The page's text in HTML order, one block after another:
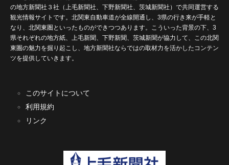
の地方新聞社３社（上毛新聞社、下野新聞社、茨城新聞社）で共同運営する
観光情報サイトです。北関東自動車道が全線開通し、3県の行き来が手軽と
なり、北関東圏といったものができつつあります。こういった背景の下、3
県それぞれの地方紙、上毛新聞、下野新聞、茨城新聞が協力して、この北関
東圏の魅力を掘り起こし、地方新聞社ならではの取材力を活かしたコンテン
ツを提供していきます。
このサイトについて
利用規約
リンク